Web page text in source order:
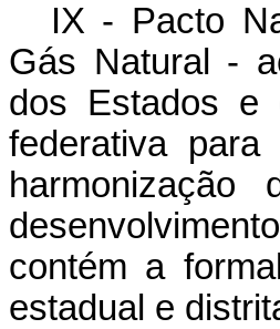
IX - Pacto
Gás Natural -
dos Estados e
federativa
contém a
estadual e